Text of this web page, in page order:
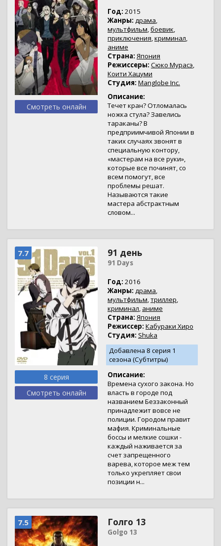
Смотреть онлайн
Год: 2015
Жанры: драма,
мультфильм,боевик,
приключения,криминал,
аниме
Страна: Япония
Режиссеры: Сюко Мурасэ,
Коити Хацуми
Студия: Manglobe Inc.
Описание:
Течет кран? Отломалась
ножка стула? Завелись
тараканы? В
предприимчивой Японии в
таких случаях звонят в
специальную контору,
«мастерам на все руки»,
которые все починят, со
всем помогут, все
проблемы решат.
Называются такие
мастера абстрактным
словом...
7.7
8 серия
Смотреть онлайн
91 день
91 Days
Год: 2016
Жанры: драма,
мультфильм,триллер,
криминал, аниме
Страна: Япония
Режиссер: Кабураки Хиро
Студия: Shuka
Добавлена 8 серия 1
сезона (Субтитры)
Описание:
Времена сухого закона. Но
власть в городе под
названием Беззаконный
принадлежит вовсе не
полиции. Городом правит
мафия. Криминальные
боссы и мелкие сошки -
каждый наживается за
счет запрещенного
варева, которое меж тем
только укрепляет свои
позиции н...
7.5 Голго 13
Golgo 13